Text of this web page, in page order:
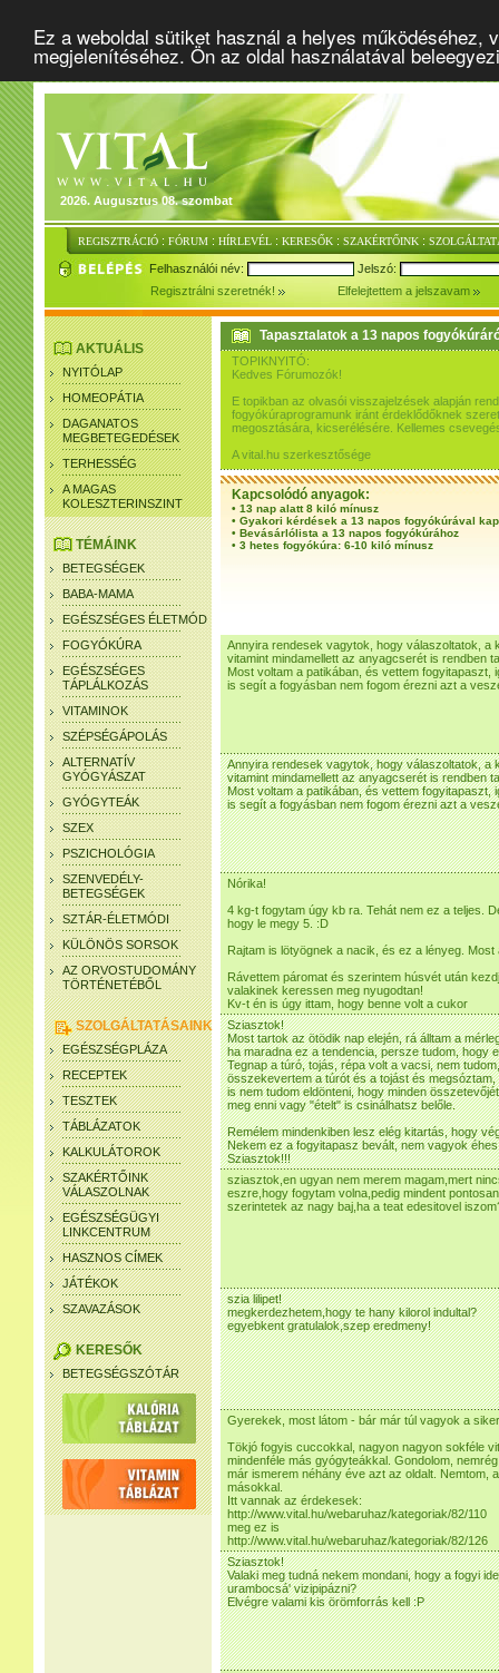
Ez a weboldal sütiket használ a helyes
megjelenítéséhez. Ön az oldal használatával
2026. Augusztus 08. szombat
REGISZTRÁCIÓ : FÓRUM : HÍRLEVÉL : KERESŐK : SZAKÉRTŐINK :
Felhasználói név:
Jelszó:
Regisztrálni szeretnék!
Elfelejtettem a jelszavam
AKTUÁLIS
NYITÓLAP
HOMEOPÁTIA
DAGANATOS
MEGBETEGEDÉSEK
TERHESSÉG
A MAGAS
KOLESZTERINSZINT
TÉMÁINK
BETEGSÉGEK
BABA-MAMA
EGÉSZSÉGES ÉLETMÓD
FOGYÓKÚRA
EGÉSZSÉGES
TÁPLÁLKOZÁS
VITAMINOK
SZÉPSÉGÁPOLÁS
ALTERNATÍV
GYÓGYÁSZAT
GYÓGYTEÁK
SZEX
PSZICHOLÓGIA
SZENVEDÉLY-
BETEGSÉGEK
SZTÁR-ÉLETMÓDI
KÜLÖNÖS SORSOK
AZ ORVOSTUDOMÁNY
TÖRTÉNETÉBŐL
SZOLGÁLTATÁSAINK
EGÉSZSÉGPLÁZA
RECEPTEK
TESZTEK
TÁBLÁZATOK
KALKULÁTOROK
SZAKÉRTŐINK
VÁLASZOLNAK
EGÉSZSÉGÜGYI
LINKCENTRUM
HASZNOS CÍMEK
JÁTÉKOK
SZAVAZÁSOK
KERESŐK
BETEGSÉGSZÓTÁR
Tapasztalatok a 13 napos
TOPIKNYITÓ:
Kedves Fórumozók!
E topikban az olvasói visszajelzések alapján
fogyókúraprogramunk iránt érdeklődőknek
megosztására, kicserélésére. Kellemes
A vital.hu szerkesztősége
Kapcsolódó anyagok:
• 13 nap alatt 8 kiló mínusz
• Gyakori kérdések a 13 napos fogyókúrával
• Bevásárlólista a 13 napos fogyókúrához
• 3 hetes fogyókúra: 6-10 kiló mínusz
Annyira rendesek vagytok, hogy válaszoltatok, a
vitamint mindamellett az anyagcserét is rendben
Most voltam a patikában, és vettem fogyitapaszt,
is segít a fogyásban nem fogom érezni azt a
Annyira rendesek vagytok, hogy válaszoltatok, a
vitamint mindamellett az anyagcserét is rendben
Most voltam a patikában, és vettem fogyitapaszt,
is segít a fogyásban nem fogom érezni azt a
Nórika!
4 kg-t fogytam úgy kb ra. Tehát nem ez a teljes.
hogy le megy 5. :D
Rajtam is lötyögnek a nacik, és ez a lényeg.
Rávettem páromat és szerintem húsvét után
valakinek keressen meg nyugodtan!
Kv-t én is úgy ittam, hogy benne volt a cukor
Sziasztok!
Most tartok az ötödik nap elején, rá álltam a
ha maradna ez a tendencia, persze tudom, hogy
Tegnap a túró, tojás, répa volt a vacsi, nem
összekevertem a túrót és a tojást és
is nem tudom eldönteni, hogy minden
meg enni vagy "ételt" is csinálhatsz belőle.
Remélem mindenkiben lesz elég kitartás, hogy
Nekem ez a fogyitapasz bevált, nem vagyok
Sziasztok!!!
sziasztok,en ugyan nem merem magam,mert
eszre,hogy fogytam volna,pedig mindent
szerintetek az nagy baj,ha a teat edesitovel
szia lilipet!
megkerdezhetem,hogy te hany kilorol indultal?
egyebkent gratulalok,szep eredmeny!
Gyerekek, most látom - bár már túl vagyok a
Tökjó fogyis cuccokkal, nagyon nagyon sokféle
mindenféle más gyógyteákkal. Gondolom,
már ismerem néhány éve azt az oldalt. Nemtom,
másokkal.
Itt vannak az érdekesek:
http://www.vital.hu/webaruhaz/kategoriak/82/110
meg ez is
http://www.vital.hu/webaruhaz/kategoriak/82/126
Sziasztok!
Valaki meg tudná nekem mondani, hogy a fogyi
urambocsá' vizipipázni?
Elvégre valami kis örömforrás kell :P